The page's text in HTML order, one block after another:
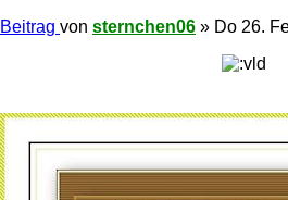
Beitrag von sternchen06 » Do 26.